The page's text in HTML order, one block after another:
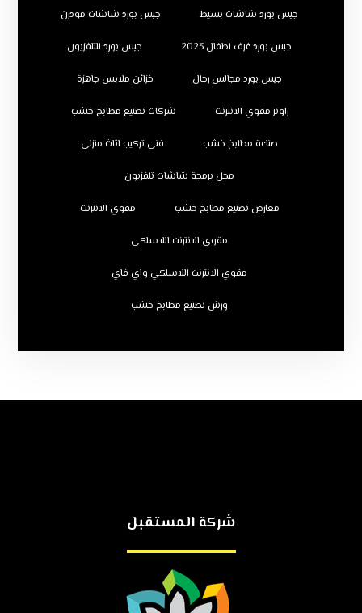
جبس بورد شاشات بسيط جبس بورد شاشات مودرن
جبس بورد غرف اطفال 2023 جبس بورد للتلفزيون
جبس بورد مجالس رجال خزائن ملابس جاهزة
راوتر مقوي الانترنت شركات تصنيع مطابخ خشب
صناعة مطابخ خشب فني تركيب اثاث منزلي
محل برمجة شاشات تلفزيون
معارض تصنيع مطابخ خشب مقوي الانترنت
مقوي الانترنت اللاسلكي
مقوي الانترنت اللاسلكي واي فاي
ورش تصنيع مطابخ خشب
شركة المستقبل